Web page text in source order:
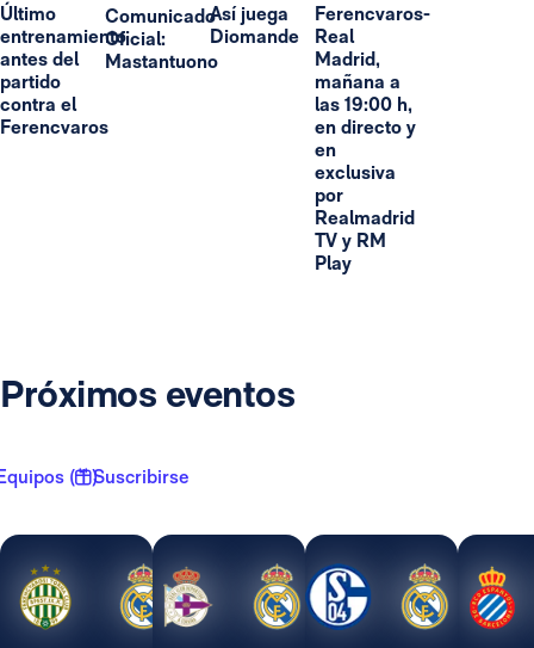
Último
entrenamiento
antes del
partido
contra el
Ferencvaros
Comunicado
Oficial:
Mastantuono
Así juega
Diomande
Ferencvaros-
Real
Madrid,
mañana a
las 19:00 h,
en directo y
en
exclusiva
por
Realmadrid
TV y RM
Play
Próximos eventos
( 1 )Suscribirse